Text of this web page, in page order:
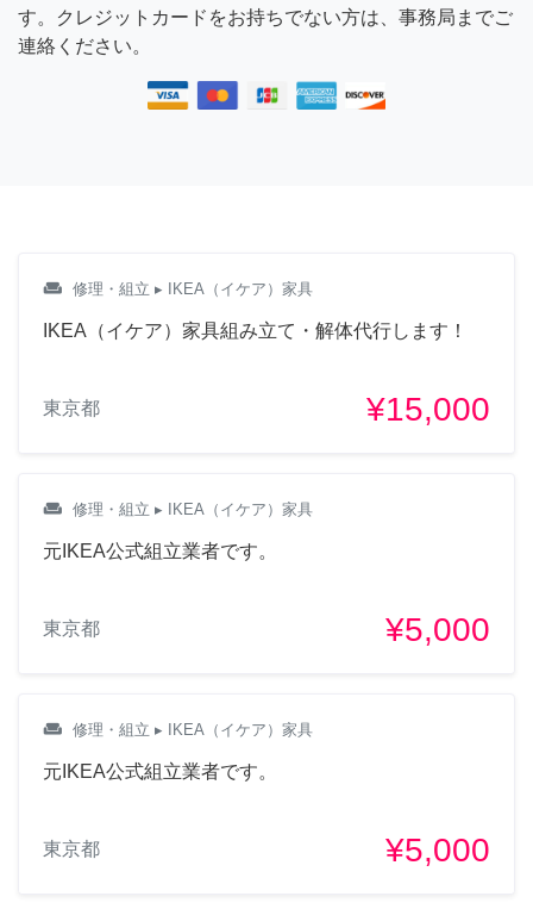
す。クレジットカードをお持ちでない方は、事務局までご
連絡ください。
weekend 修理・組立 ▸ IKEA（イケア）家具
IKEA（イケア）家具組み立て・解体代行します！
東京都 ¥15,000
weekend 修理・組立 ▸ IKEA（イケア）家具
元IKEA公式組立業者です。
東京都 ¥5,000
weekend 修理・組立 ▸ IKEA（イケア）家具
元IKEA公式組立業者です。
東京都 ¥5,000